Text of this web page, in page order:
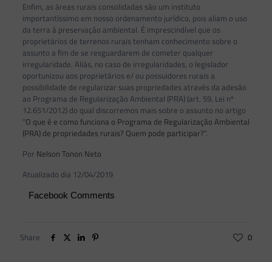
Enfim, as áreas rurais consolidadas são um instituto
importantíssimo em nosso ordenamento jurídico, pois aliam o uso
da terra à preservação ambiental. É imprescindível que os
proprietários de terrenos rurais tenham conhecimento sobre o
assunto a fim de se resguardarem de cometer qualquer
irregularidade. Aliás, no caso de irregularidades, o legislador
oportunizou aos proprietários e/ ou possuidores rurais a
possibilidade de regularizar suas propriedades através da adesão
ao Programa de Regularização Ambiental (PRA) (art. 59, Lei nº
12.651/2012) do qual discorremos mais sobre o assunto no artigo
“O que é e como funciona o Programa de Regularização Ambiental
(PRA) de propriedades rurais? Quem pode participar?”.
Por Nelson Tonon Neto
Atualizado dia 12/04/2019
Facebook Comments
Share 0